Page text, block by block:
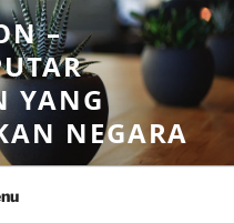
–
YANG
NEGARA